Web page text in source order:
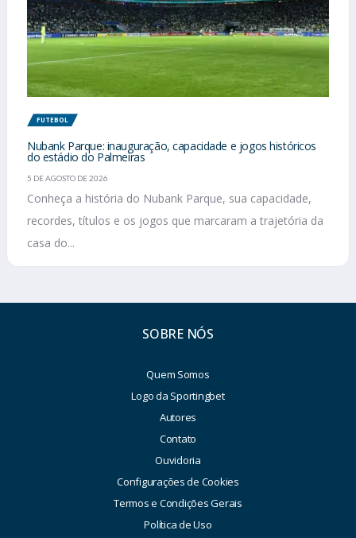
FUTEBOL
Nubank Parque: inauguração, capacidade e jogos históricos
do estádio do Palmeiras
5 DE AGOSTO DE 2026
Conheça a história do Nubank Parque, sua capacidade,
recordes, títulos e os jogos que marcaram a trajetória da
casa do...
SOBRE NÓS
Quem Somos
Logo da Sportingbet
Autores
Contato
Ouvidoria
Configurações de Cookies
Termos e Condições Gerais
Política de Uso